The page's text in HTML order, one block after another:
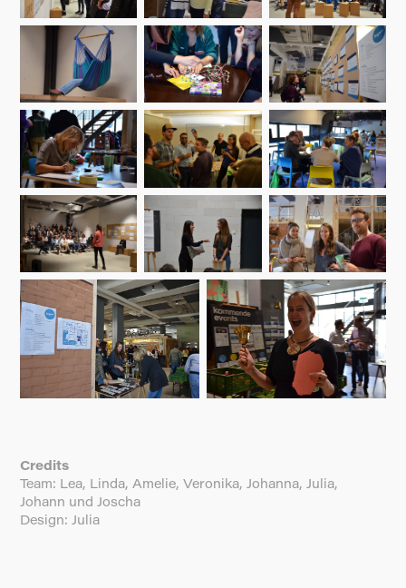
Credits
Team: Lea, Linda, Amelie, Veronika, Johanna, Julia,
Johann und Joscha
Design: Julia